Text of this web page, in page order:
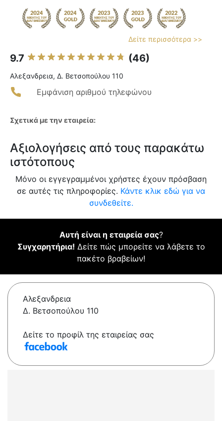
Δείτε περισσότερα >>
9.7 (46)
Αλεξανδρεια, Δ. Βετσοπούλου 110
Εμφάνιση αριθμού τηλεφώνου
Σχετικά με την εταιρεία:
Αξιολογήσεις από τους παρακάτω
ιστότοπους
Μόνο οι εγγεγραμμένοι χρήστες έχουν πρόσβαση
σε αυτές τις πληροφορίες. Κάντε κλικ εδώ για να
συνδεθείτε.
Αυτή είναι η εταιρεία σας?
Συγχαρητήρια! Δείτε πώς μπορείτε να λάβετε το
πακέτο βραβείων!
Αλεξανδρεια
Δ. Βετσοπούλου 110
Δείτε το προφίλ της εταιρείας σας